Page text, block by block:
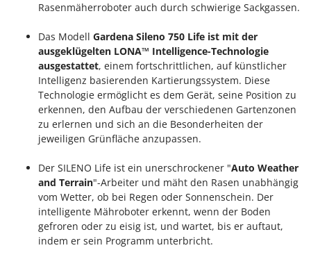
Oliviero
Olix
OMA
Omas
Ompagrill
Oriental Koshin
Outdoorchef
Palazzetti
Rasenmäherroboter auch durch schwierige Sackgassen.
Das Modell Gardena Sileno 750 Life ist mit der
ausgeklügelten LONA™ Intelligence-Technologie
ausgestattet, einem fortschrittlichen, auf künstlicher
Intelligenz basierenden Kartierungssystem. Diese
Technologie ermöglicht es dem Gerät, seine Position zu
erkennen, den Aufbau der verschiedenen Gartenzonen
zu erlernen und sich an die Besonderheiten der
jeweiligen Grünfläche anzupassen.
Der SILENO Life ist ein unerschrockener "Auto Weather
and Terrain"-Arbeiter und mäht den Rasen unabhängig
vom Wetter, ob bei Regen oder Sonnenschein. Der
intelligente Mähroboter erkennt, wenn der Boden
gefroren oder zu eisig ist, und wartet, bis er auftaut,
indem er sein Programm unterbricht.